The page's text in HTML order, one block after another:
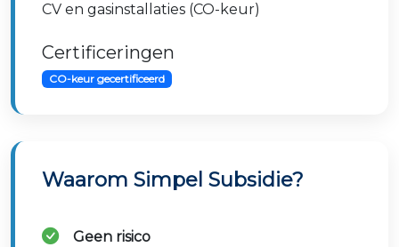
CV en gasinstallaties (CO-keur)
Certificeringen
CO-keur gecertificeerd
Waarom Simpel Subsidie?
Geen risico